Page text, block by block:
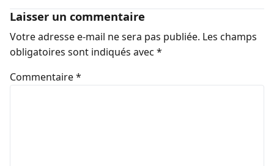
Laisser un commentaire
Votre adresse e-mail ne sera pas publiée. Les champs
obligatoires sont indiqués avec *
Commentaire*